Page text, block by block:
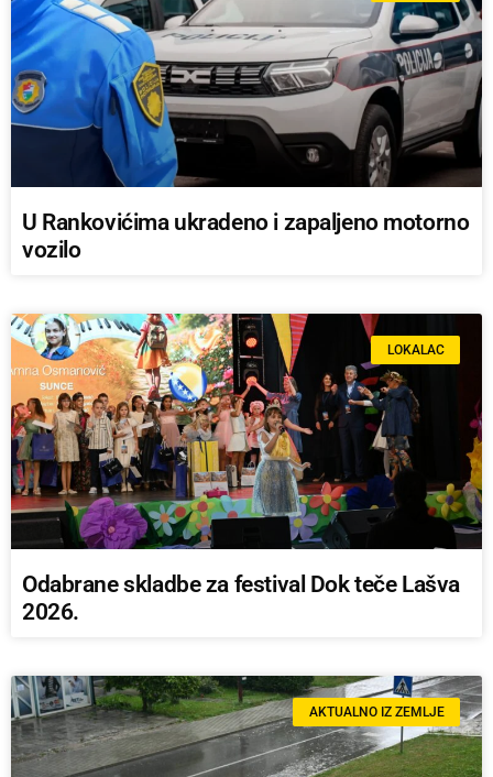
U Rankovićima ukradeno i zapaljeno motorno
vozilo
LOKALAC
Odabrane skladbe za festival Dok teče Lašva
2026.
AKTUALNO IZ ZEMLJE